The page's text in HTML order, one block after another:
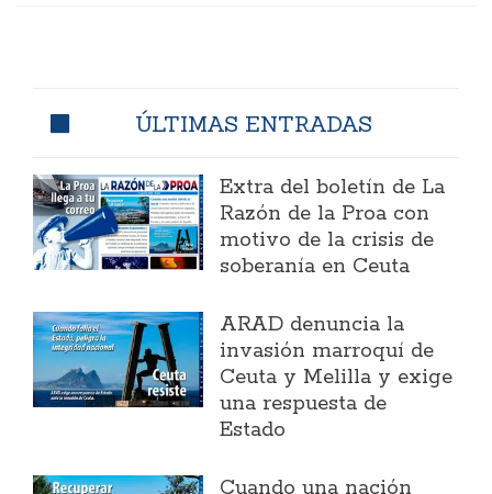
ÚLTIMAS ENTRADAS
Extra del boletín de La
Razón de la Proa con
motivo de la crisis de
soberanía en Ceuta
ARAD denuncia la
invasión marroquí de
Ceuta y Melilla y exige
una respuesta de
Estado